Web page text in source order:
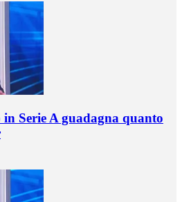
Serie A guadagna quanto